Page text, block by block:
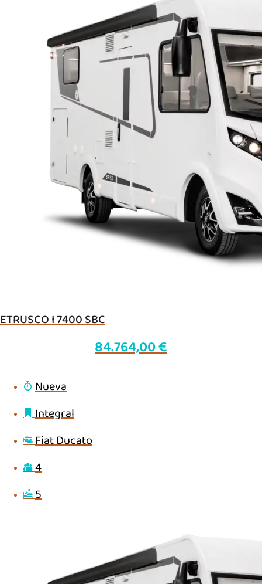
ETRUSCO I 7400 SBC
84.764,00€
Nueva
Integral
Fiat Ducato
4
5